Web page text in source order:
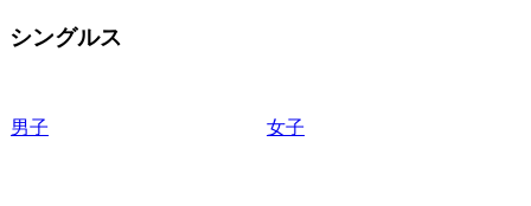
シングルス
男子 女子